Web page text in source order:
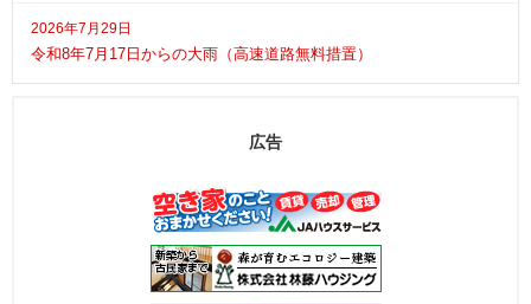
2026年7月29日
令和8年7月17日からの大雨（高速道路無料措置）
広告